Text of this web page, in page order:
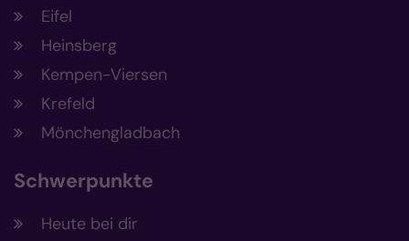
Eifel
Heinsberg
Kempen-Viersen
Krefeld
Mönchengladbach
Schwerpunkte
Heute bei dir